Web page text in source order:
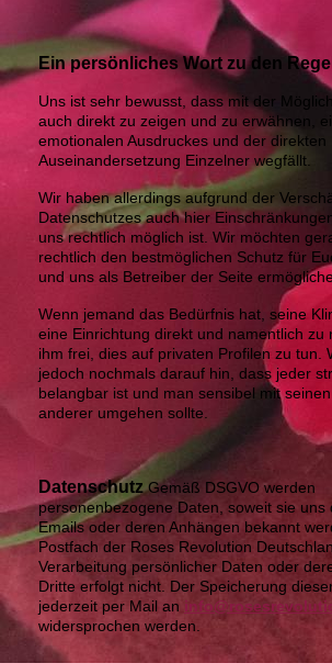
Ein persönliches Wort zu den
Uns ist sehr bewusst, dass mit der
auch direkt zu zeigen und zu erwähnen,
emotionalen Ausdruckes und der direkten
Auseinandersetzung Einzelner wegfällt.
Wir haben allerdings aufgrund der
Datenschutzes auch hier
uns rechtlich möglich ist. Wir möchten
rechtlich den bestmöglichen Schutz für
und uns als Betreiber der Seite
Wenn jemand das Bedürfnis hat, seine
eine Einrichtung direkt und namentlich zu
ihm frei, dies auf privaten Profilen zu tun.
jedoch nochmals darauf hin, dass jeder
belangbar ist und man sensibel mit
anderer umgehen sollte.
Datenschutz Gemäß DSGVO werden
personenbezogene Daten, soweit sie uns
Emails oder deren Anhängen bekannt
Postfach der Roses Revolution
Verarbeitung persönlicher Daten oder
Dritte erfolgt nicht. Der Speicherung
jederzeit per Mail an
widersprochen werden.